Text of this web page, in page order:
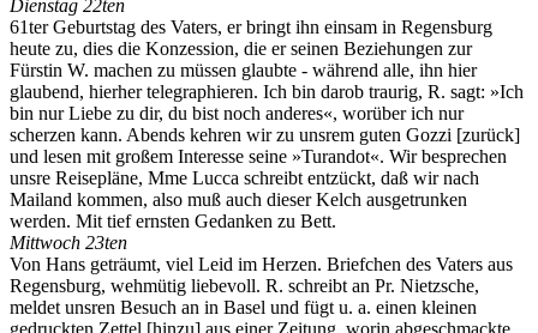
Dienstag 22ten
61ter Geburtstag des Vaters, er bringt ihn einsam in Regensburg
heute zu, dies die Konzession, die er seinen Beziehungen zur
Fürstin W. machen zu müssen glaubte - während alle, ihn hier
glaubend, hierher telegraphieren. Ich bin darob traurig, R. sagt: »Ich
bin nur Liebe zu dir, du bist noch anderes«, worüber ich nur
scherzen kann. Abends kehren wir zu unsrem guten Gozzi [zurück]
und lesen mit großem Interesse seine »Turandot«. Wir besprechen
unsre Reisepläne, Mme Lucca schreibt entzückt, daß wir nach
Mailand kommen, also muß auch dieser Kelch ausgetrunken
werden. Mit tief ernsten Gedanken zu Bett.
Mittwoch 23ten
Von Hans geträumt, viel Leid im Herzen. Briefchen des Vaters aus
Regensburg, wehmütig liebevoll. R. schreibt an Pr. Nietzsche,
meldet unsren Besuch an in Basel und fügt u. a. einen kleinen
gedruckten Zettel [hinzu] aus einer Zeitung, worin abgeschmackte